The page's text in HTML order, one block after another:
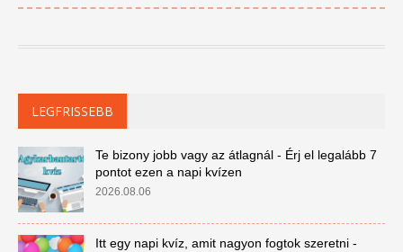
LEGFRISSEBB
Te bizony jobb vagy az átlagnál - Érj el legalább 7
pontot ezen a napi kvízen
2026.08.06
Itt egy napi kvíz, amit nagyon fogtok szeretni -